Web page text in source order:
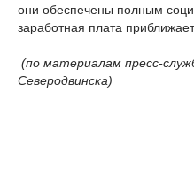
они обеспечены полным
заработная плата
(по материалам пресс-
Северодвинска)